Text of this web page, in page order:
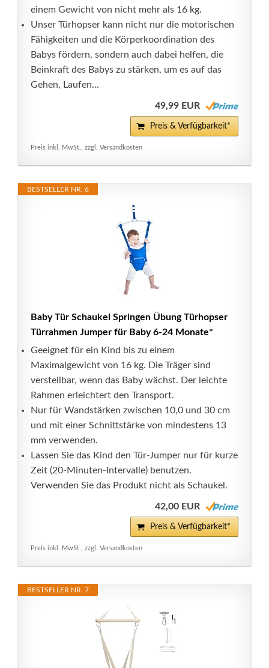
einem Gewicht von nicht mehr als 16 kg.
Unser Türhopser kann nicht nur die motorischen
Fähigkeiten und die Körperkoordination des
Babys fördern, sondern auch dabei helfen, die
Beinkraft des Babys zu stärken, um es auf das
Gehen, Laufen...
49,99 EUR
Preis & Verfügbarkeit*
Preis inkl. MwSt., zzgl. Versandkosten
BESTSELLER NR. 6
Baby Tür Schaukel Springen Übung Türhopser
Türrahmen Jumper für Baby 6-24 Monate*
Geeignet für ein Kind bis zu einem
Maximalgewicht von 16 kg. Die Träger sind
verstellbar, wenn das Baby wächst. Der leichte
Rahmen erleichtert den Transport.
Nur für Wandstärken zwischen 10,0 und 30 cm
und mit einer Schnittstärke von mindestens 13
mm verwenden.
Lassen Sie das Kind den Tür-Jumper nur für kurze
Zeit (20-Minuten-Intervalle) benutzen.
Verwenden Sie das Produkt nicht als Schaukel.
42,00 EUR
Preis & Verfügbarkeit*
Preis inkl. MwSt., zzgl. Versandkosten
BESTSELLER NR. 7